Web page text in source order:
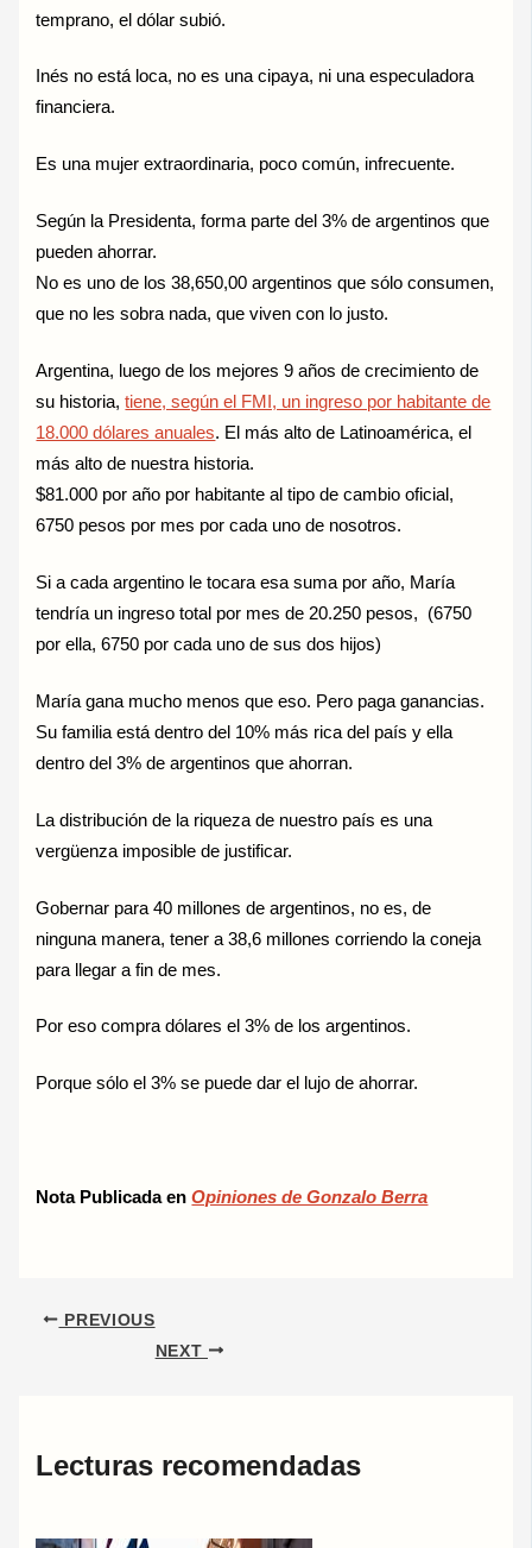
temprano, el dólar subió.
Inés no está loca, no es una cipaya, ni una especuladora
financiera.
Es una mujer extraordinaria, poco común, infrecuente.
Según la Presidenta, forma parte del 3% de argentinos que
pueden ahorrar.
No es uno de los 38,650,00 argentinos que sólo consumen,
que no les sobra nada, que viven con lo justo.
Argentina, luego de los mejores 9 años de crecimiento de
su historia, tiene, según el FMI, un ingreso por habitante de
18.000 dólares anuales. El más alto de Latinoamérica, el
más alto de nuestra historia.
$81.000 por año por habitante al tipo de cambio oficial,
6750 pesos por mes por cada uno de nosotros.
Si a cada argentino le tocara esa suma por año, María
tendría un ingreso total por mes de 20.250 pesos, (6750
por ella, 6750 por cada uno de sus dos hijos)
María gana mucho menos que eso. Pero paga ganancias.
Su familia está dentro del 10% más rica del país y ella
dentro del 3% de argentinos que ahorran.
La distribución de la riqueza de nuestro país es una
vergüenza imposible de justificar.
Gobernar para 40 millones de argentinos, no es, de
ninguna manera, tener a 38,6 millones corriendo la coneja
para llegar a fin de mes.
Por eso compra dólares el 3% de los argentinos.
Porque sólo el 3% se puede dar el lujo de ahorrar.
Nota Publicada enOpiniones de Gonzalo Berra
PREVIOUS
NEXT
Lecturas recomendadas